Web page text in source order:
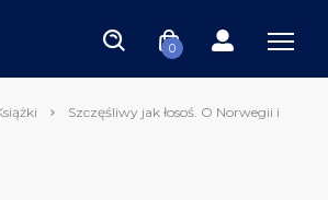
0
Szczęśliwy jak łosoś. O Norwegii i